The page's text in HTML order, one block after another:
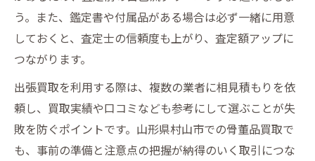
う。また、鑑定書や付属品がある場合は必ず一緒に用意
しておくと、査定士の信頼度も上がり、査定額アップに
つながります。
出張買取を利用する際は、複数の業者に相見積もりを依
頼し、買取実績や口コミなども参考にして選ぶことが失
敗を防ぐポイントです。山形県村山市での骨董品買取で
も、事前の準備と注意点の把握が納得のいく取引につな